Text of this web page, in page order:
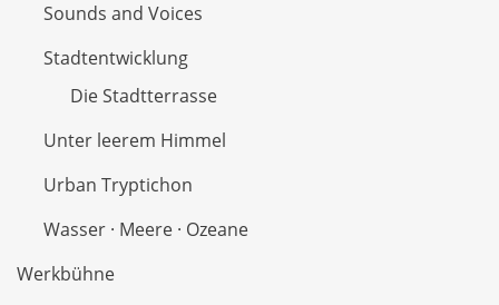
Sounds and Voices
Stadtentwicklung
Die Stadtterrasse
Unter leerem Himmel
Urban Tryptichon
Wasser · Meere · Ozeane
Werkbühne